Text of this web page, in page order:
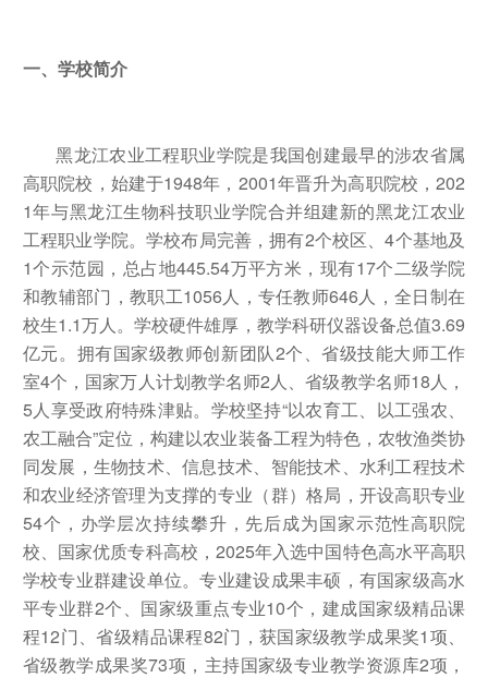
一、学校简介
黑龙江农业工程职业学院是我国创建最早的涉农省属
高职院校，始建于1948年， 2001年晋升为高职院校，202
1年与黑龙江生物科技职业学院合并组建新的黑龙江农业
工程职业学院。学校布局完善，拥有2个校区、4个基地及
1个示范园，总占地445.54万平方米，现有17个二级学院
和教辅部门，教职工1056人，专任教师646人，全日制在
校生1.1万人。学校硬件雄厚，教学科研仪器设备总值3.69
亿元。拥有国家级教师创新团队2个、省级技能大师工作
室4个，国家万人计划教学名师2人、省级教学名师18人，
5人享受政府特殊津贴。学校坚持“以农育工、以工强农、
农工融合”定位，构建以农业装备工程为特色，农牧渔类协
同发展，生物技术、信息技术、智能技术、水利工程技术
和农业经济管理为支撑的专业（群）格局，开设高职专业
54个，办学层次持续攀升，先后成为国家示范性高职院
校、国家优质专科高校， 2025年入选中国特色高水平高职
学校专业群建设单位。专业建设成果丰硕，有国家级高水
平专业群2个、国家级重点专业10个，建成国家级精品课
程12门、省级精品课程82门，获国家级教学成果奖1项、
省级教学成果奖73项，主持国家级专业教学资源库2项，